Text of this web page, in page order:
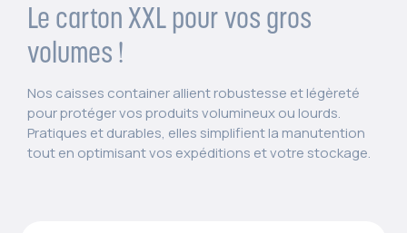
Le carton XXL pour vos gros
volumes !
Nos caisses container allient robustesse et légèreté
pour protéger vos produits volumineux ou lourds.
Pratiques et durables, elles simplifient la manutention
tout en optimisant vos expéditions et votre stockage.